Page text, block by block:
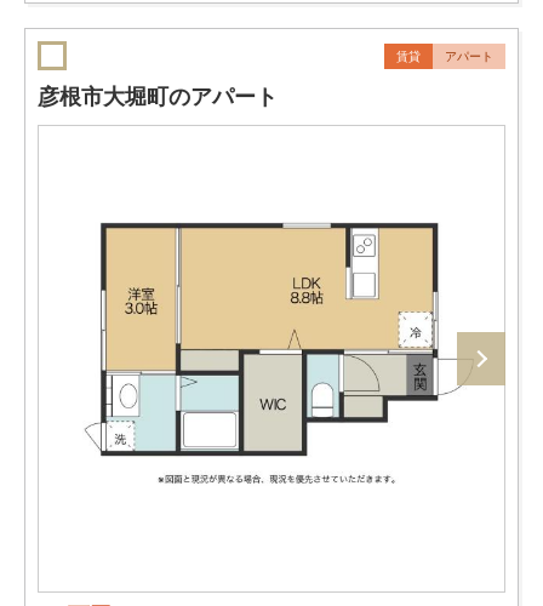
賃貸 アパート
彦根市大堀町のアパート